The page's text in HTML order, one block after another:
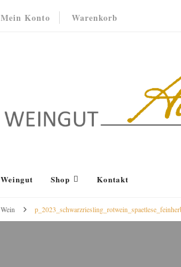
Mein Konto Warenkorb
Weingut Shop Kontakt
Wein